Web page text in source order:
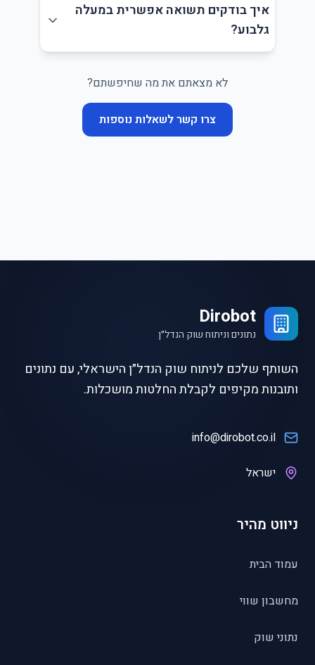
איך בודקים תשואה אפשרית במעלה
גלבוע?
לא מצאתם את מה שחיפשתם?
צרו קשר לשאלות נוספות
Dirobot
נתונים וניתוח שוק הנדל״ן
השותף שלכם לניתוח שוק הנדל״ן הישראלי, עם נתונים
ותובנות מקיפים לקבלת החלטות מושכלות.
info@dirobot.co.il
ישראל
ניווט מהיר
עמוד הבית
מחשבון שווי
נתוני שוק